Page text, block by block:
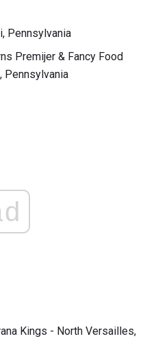
Pennsylvania
Premijer & Fancy Food
Pennsylvania
Kings - North Versailles,